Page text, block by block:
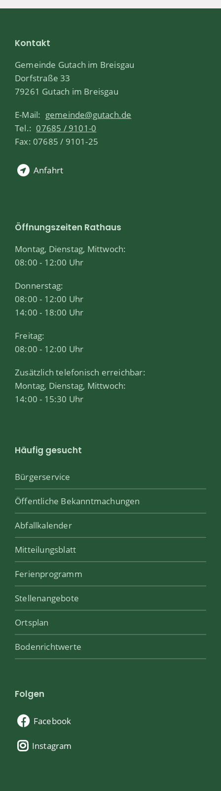
Kontakt
Gemeinde Gutach im Breisgau
Dorfstraße 33
79261 Gutach im Breisgau
E-Mail: gemeinde@gutach.de
Tel.: 07685 / 9101-0
Fax: 07685 / 9101-25
Anfahrt
Öffnungszeiten Rathaus
Montag, Dienstag, Mittwoch:
08:00 - 12:00 Uhr
Donnerstag:
08:00 - 12:00 Uhr
14:00 - 18:00 Uhr
Freitag:
08:00 - 12:00 Uhr
Zusätzlich telefonisch erreichbar:
Montag, Dienstag, Mittwoch:
14:00 - 15:30 Uhr
Häufig gesucht
Bürgerservice
Öffentliche Bekanntmachungen
Abfallkalender
Mitteilungsblatt
Ferienprogramm
Stellenangebote
Ortsplan
Bodenrichtwerte
Folgen
Facebook
Instagram